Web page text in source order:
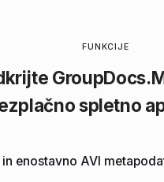
FUNKCIJE
spletno
in enostavno AVI